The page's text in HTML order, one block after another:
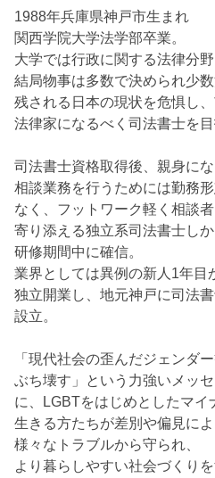
1988年兵庫県神戸市生まれ
関西学院大学法学部卒業。
大学では行政に関する法律分野
結局物事は多数で決められ少
残される日本の現状を危惧し
法律家になるべく司法書士を目
司法書士資格取得後、親身に
相談業務を行うためには勤務
なく、フットワーク軽く相談
寄り添える独立系司法書士し
研修期間中に確信。
業界としては異例の新人1年目
独立開業し、地元神戸に司法
設立。
「現代社会の歪んだジェンダ
ぶち壊す」という力強いメッ
に、LGBTをはじめとしたマイ
生きる方たちが差別や偏見に
様々なトラブルから守られ、
より暮らしやすい社会づくり